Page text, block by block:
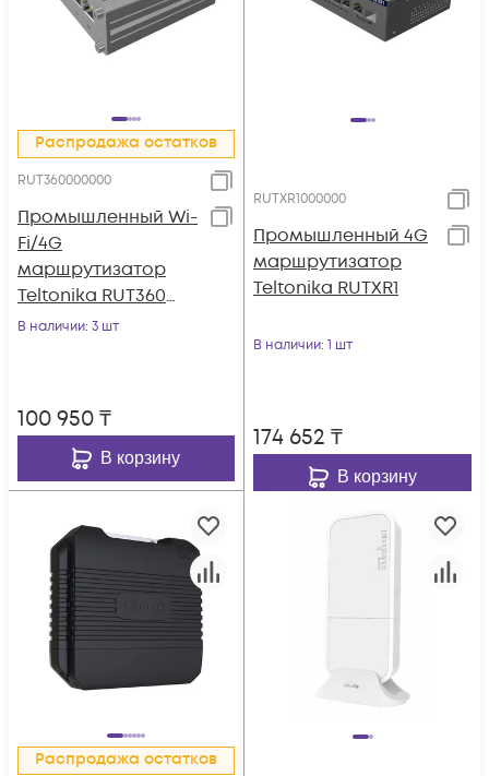
Распродажа остатков
RUT360000000
Промышленный Wi-
Fi/4G
маршрутизатор
Teltonika RUT360
(LTE cat.6)
В наличии: 3 шт
100 950₸
В корзину
RUTXR1000000
Промышленный 4G
маршрутизатор
Teltonika RUTXR1
В наличии: 1 шт
174 652 ₸
В корзину
Распродажа остатков